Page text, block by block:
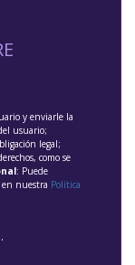
y enviarle la
usuario;
legal;
como se
: Puede
en nuestra Política
.